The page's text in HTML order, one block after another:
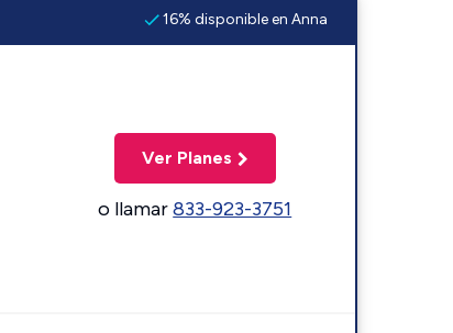
16% disponible en Anna
Ver Planes
o llamar833-923-3751